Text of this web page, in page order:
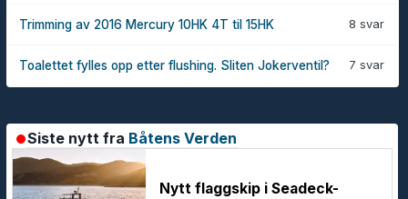
8 svar
Trimming av 2016 Mercury 10HK 4T til 15HK
7 svar
Toalettet fylles opp etter flushing. Sliten Jokerventil?
Siste nytt fra Båtens Verden
Nytt flaggskip i Seadeck-